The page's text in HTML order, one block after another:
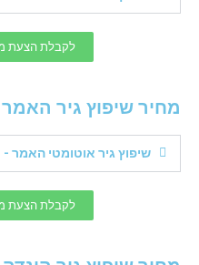
לקבלת הצעת
מחיר שיפוץ גיר
שיפוץ גיר אוטומטי האמר -
לקבלת הצעת